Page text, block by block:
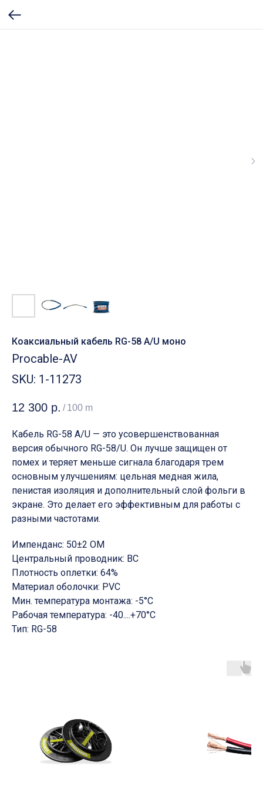
Коаксиальный кабель RG-58 A/U моно
Procable-AV
SKU: 1-11273
12 300 р. / 100 m
Кабель RG-58 A/U — это усовершенствованная
версия обычного RG-58/U. Он лучше защищен от
помех и теряет меньше сигнала благодаря трем
основным улучшениям: цельная медная жила,
пенистая изоляция и дополнительный слой фольги в
экране. Это делает его эффективным для работы с
разными частотами.
Импенданс: 50±2 ОМ
Центральный проводник: ВС
Плотность оплетки: 64%
Материал оболочки: PVC
Мин. температура монтажа: -5°С
Рабочая температура: -40....+70°С
Тип: RG-58